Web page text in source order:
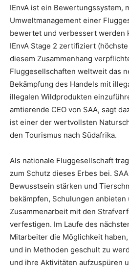
IEnvA ist ein Bewertungssystem,
Umweltmanagement einer
bewertet und verbessert werden
IEnvA Stage 2 zertifiziert
diesem Zusammenhang
Fluggesellschaften weltweit das
Bekämpfung des Handels mit
illegalen Wildprodukten
amtierende CEO von SAA, sagt
ist einer der wertvollsten
den Tourismus nach Südafrika.
Als nationale Fluggesellschaft
zum Schutz dieses Erbes bei.
Bewusstsein stärken und
bekämpfen, Schulungen anbieten
Zusammenarbeit mit den
verfestigen. Im Laufe des
Mitarbeiter die Möglichkeit
und in Methoden geschult zu
und ihre Aktivitäten aufzuspüren